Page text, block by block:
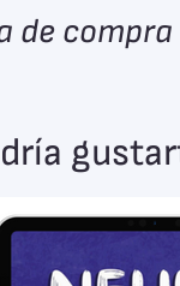
de compra